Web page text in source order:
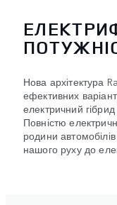
Нова архітектура
ефективних
електричний
Повністю
родини
нашого руху до